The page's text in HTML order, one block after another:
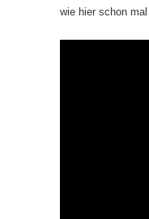
wie hier schon